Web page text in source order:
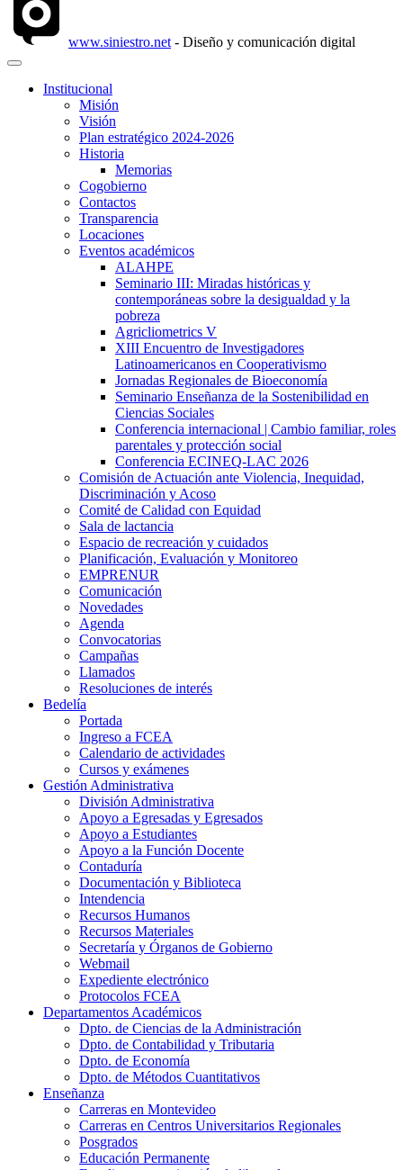
www.siniestro.net - Diseño y comunicación digital
Institucional
Misión
Visión
Plan estratégico 2024-2026
Historia
Memorias
Cogobierno
Contactos
Transparencia
Locaciones
Eventos académicos
ALAHPE
Seminario III: Miradas históricas y
contemporáneas sobre la desigualdad y la
pobreza
Agricliometrics V
XIII Encuentro de Investigadores
Latinoamericanos en Cooperativismo
Jornadas Regionales de Bioeconomía
Seminario Enseñanza de la Sostenibilidad en
Ciencias Sociales
Conferencia internacional | Cambio familiar, roles
parentales y protección social
Conferencia ECINEQ-LAC 2026
Comisión de Actuación ante Violencia, Inequidad,
Discriminación y Acoso
Comité de Calidad con Equidad
Sala de lactancia
Espacio de recreación y cuidados
Planificación, Evaluación y Monitoreo
EMPRENUR
Comunicación
Novedades
Agenda
Convocatorias
Campañas
Llamados
Resoluciones de interés
Bedelía
Portada
Ingreso a FCEA
Calendario de actividades
Cursos y exámenes
Gestión Administrativa
División Administrativa
Apoyo a Egresadas y Egresados
Apoyo a Estudiantes
Apoyo a la Función Docente
Contaduría
Documentación y Biblioteca
Intendencia
Recursos Humanos
Recursos Materiales
Secretaría y Órganos de Gobierno
Webmail
Expediente electrónico
Protocolos FCEA
Departamentos Académicos
Dpto. de Ciencias de la Administración
Dpto. de Contabilidad y Tributaria
Dpto. de Economía
Dpto. de Métodos Cuantitativos
Enseñanza
Carreras en Montevideo
Carreras en Centros Universitarios Regionales
Posgrados
Educación Permanente